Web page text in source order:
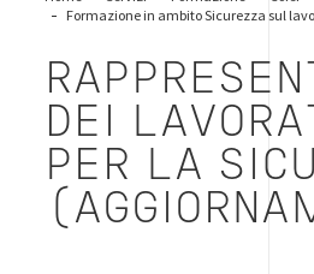
Formazione in ambito Sicurezza sul
DEI
PER LA